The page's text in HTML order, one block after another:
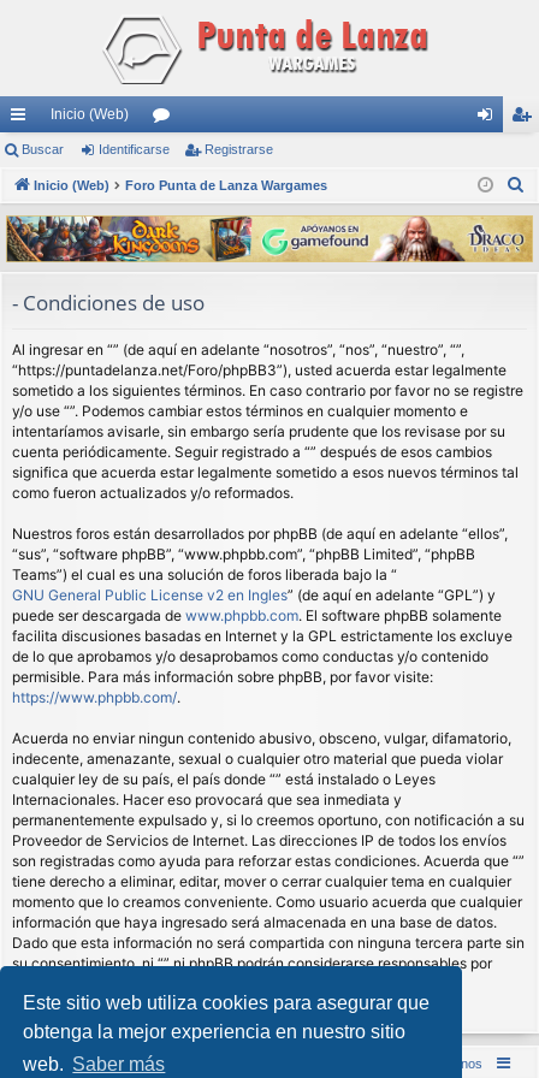
Este sitio web utiliza cookies para asegurar que
obtenga la mejor experiencia en nuestro sitio
web. Saber más
nl
ac
es
rá
s
Inicio (Web)
or
os nti
fic
ar
ist
ra
rs
Buscar Identificarse Registrarse
Inicio (Web) Foro Punta de Lanza Wargames
s
c
- Condiciones de uso
Al ingresar en “” (de aquí en adelante “nosotros”, “nos”, “nuestro”, “”,
“https://puntadelanza.net/Foro/phpBB3”), usted acuerda estar legalmente
sometido a los siguientes términos. En caso contrario por favor no se registre
y/o use “”. Podemos cambiar estos términos en cualquier momento e
intentaríamos avisarle, sin embargo sería prudente que los revisase por su
cuenta periódicamente. Seguir registrado a “” después de esos cambios
significa que acuerda estar legalmente sometido a esos nuevos términos tal
como fueron actualizados y/o reformados.
Nuestros foros están desarrollados por phpBB (de aquí en adelante “ellos”,
“sus”, “software phpBB”, “www.phpbb.com”, “phpBB Limited”, “phpBB
Teams”) el cual es una solución de foros liberada bajo la “
GNU General Public License v2 en Ingles” (de aquí en adelante “GPL”) y
puede ser descargada de www.phpbb.com. El software phpBB solamente
facilita discusiones basadas en Internet y la GPL estrictamente los excluye
de lo que aprobamos y/o desaprobamos como conductas y/o contenido
permisible. Para más información sobre phpBB, por favor visite:
https://www.phpbb.com/.
Acuerda no enviar ningun contenido abusivo, obsceno, vulgar, difamatorio,
indecente, amenazante, sexual o cualquier otro material que pueda violar
cualquier ley de su país, el país donde “” está instalado o Leyes
Internacionales. Hacer eso provocará que sea inmediata y
permanentemente expulsado y, si lo creemos oportuno, con notificación a su
Proveedor de Servicios de Internet. Las direcciones IP de todos los envíos
son registradas como ayuda para reforzar estas condiciones. Acuerda que “”
tiene derecho a eliminar, editar, mover o cerrar cualquier tema en cualquier
momento que lo creamos conveniente. Como usuario acuerda que cualquier
información que haya ingresado será almacenada en una base de datos.
Dado que esta información no será compartida con ninguna tercera parte sin
su consentimiento, ni “” ni phpBB podrán considerarse responsables por
comprometidos.
Inicio (Web) Foro Punta de Lanza Wargames Contáctenos